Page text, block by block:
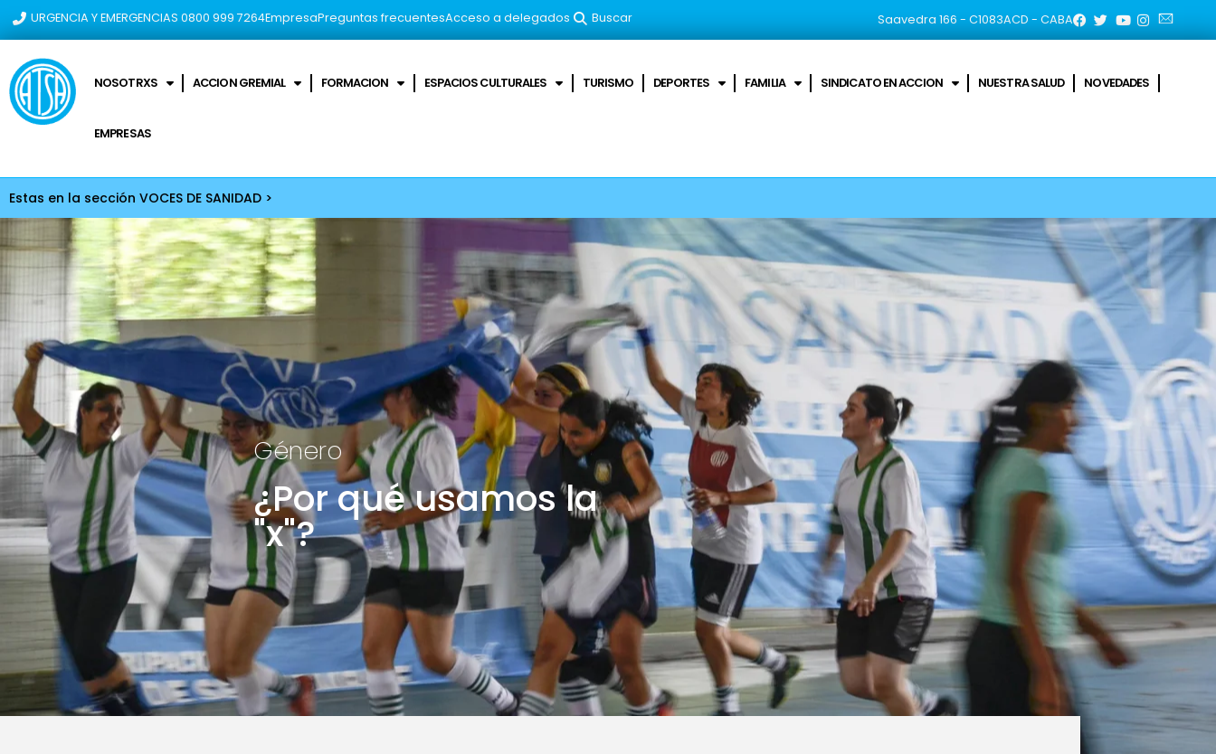
URGENCIA Y EMERGENCIAS 0800 999 7264​EmpresaPreguntas frecuentesAcceso a delegados Buscar Saavedra 166 - C1083ACD - CABA
NOSOTRXS ACCION GREMIAL FORMACION ESPACIOS CULTURALES TURISMO DEPORTES FAMILIA SINDICATO EN ACCION NUESTRA SALUD NOVEDADES
EMPRESAS
Estas en la sección VOCES DE SANIDAD >
Género
¿Por qué usamos la
"x"?